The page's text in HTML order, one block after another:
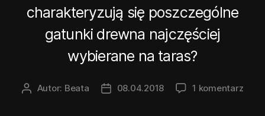
charakteryzują się poszczególne
gatunki drewna najczęściej
wybierane na taras?
AutorAutor: Beata
Data08.04.2018 1 komentarzdo